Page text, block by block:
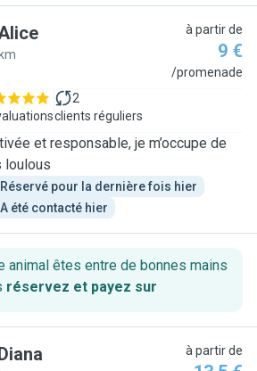
à partir de
9 €
/promenade
2
clients réguliers
et responsable, je m’occupe de
loulous
Réservé pour la dernière fois hier
A été contacté hier
animal êtes entre de bonnes mains
réservez et payez sur
à partir de